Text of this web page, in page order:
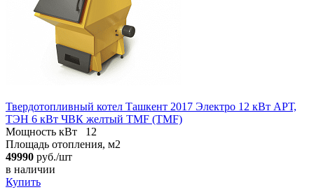
Твердотопливный котел Ташкент 2017 Электро 12 кВт АРТ,
ТЭН 6 кВт ЧВК желтый TMF (TMF)
Мощность кВт
12
Площадь отопления, м2
49990 руб./шт
в наличии
Купить